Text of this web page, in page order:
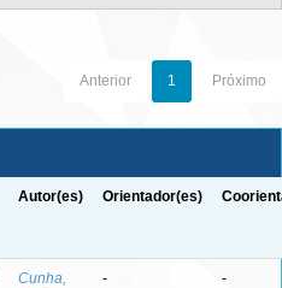
Anterior 1 Próximo
Autor(es) Orientador(es)
Cunha,
- -